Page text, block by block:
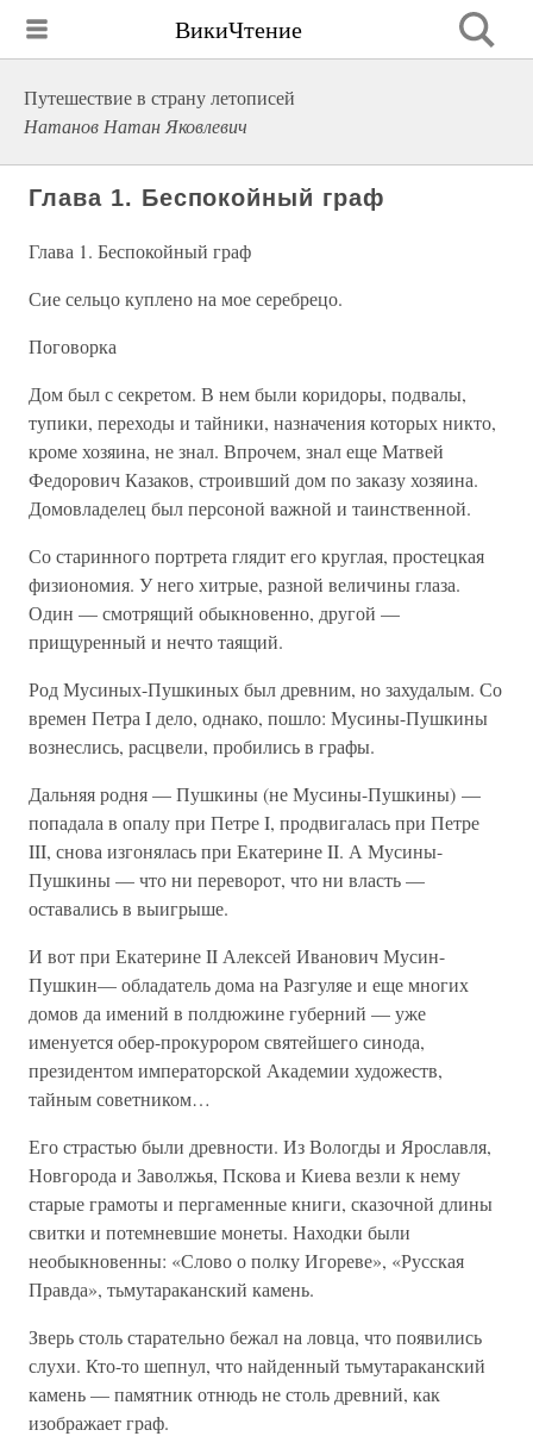
ВикиЧтение
Путешествие в страну летописей
Натанов Натан Яковлевич
Глава 1. Беспокойный граф
Глава 1. Беспокойный граф
Сие сельцо куплено на мое серебрецо.
Поговорка
Дом был с секретом. В нем были коридоры, подвалы,
тупики, переходы и тайники, назначения которых никто,
кроме хозяина, не знал. Впрочем, знал еще Матвей
Федорович Казаков, строивший дом по заказу хозяина.
Домовладелец был персоной важной и таинственной.
Со старинного портрета глядит его круглая, простецкая
физиономия. У него хитрые, разной величины глаза.
Один — смотрящий обыкновенно, другой —
прищуренный и нечто таящий.
Род Мусиных-Пушкиных был древним, но захудалым. Со
времен Петра I дело, однако, пошло: Мусины-Пушкины
вознеслись, расцвели, пробились в графы.
Дальняя родня — Пушкины (не Мусины-Пушкины) —
попадала в опалу при Петре I, продвигалась при Петре
III, снова изгонялась при Екатерине II. А Мусины-
Пушкины — что ни переворот, что ни власть —
оставались в выигрыше.
И вот при Екатерине II Алексей Иванович Мусин-
Пушкин— обладатель дома на Разгуляе и еще многих
домов да имений в полдюжине губерний — уже
именуется обер-прокурором святейшего синода,
президентом императорской Академии художеств,
тайным советником…
Его страстью были древности. Из Вологды и Ярославля,
Новгорода и Заволжья, Пскова и Киева везли к нему
старые грамоты и пергаменные книги, сказочной длины
свитки и потемневшие монеты. Находки были
необыкновенны: «Слово о полку Игореве», «Русская
Правда», тьмутараканский камень.
Зверь столь старательно бежал на ловца, что появились
слухи. Кто-то шепнул, что найденный тьмутараканский
камень — памятник отнюдь не столь древний, как
изображает граф.